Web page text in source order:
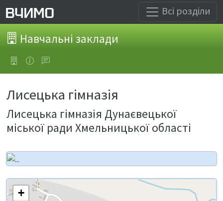
Всі розділи
Навчальні заклади
Лисецька гімназія
Лисецька гімназія Дунаєвецької
міської ради Хмельницької області
+